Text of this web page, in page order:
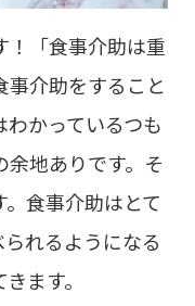
！「食事介助は重
介助をすること
かっているつも
地ありです。そ
食事介助はとて
れるようになる
ます。